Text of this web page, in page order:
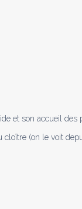
et son accueil des
cloître (on le voit